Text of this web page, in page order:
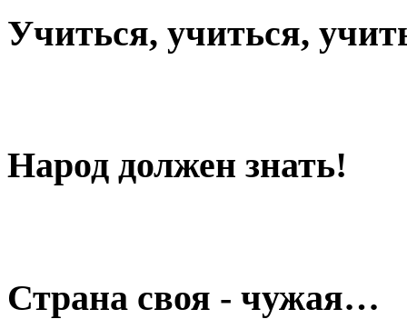
Учиться, учиться,
Народ должен знать!
Страна своя - чужая…